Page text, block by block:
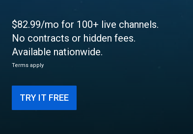
$82.99/mo for 100+ live channels.
No contracts or hidden fees.
Available nationwide.
Terms apply
TRY IT FREE